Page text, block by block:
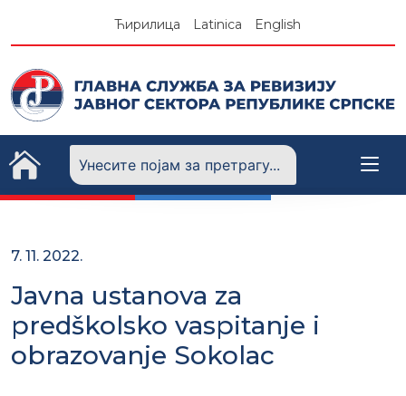
Ћирилица Latinica English
7. 11. 2022.
Javna ustanova za
predškolsko vaspitanje i
obrazovanje Sokolac